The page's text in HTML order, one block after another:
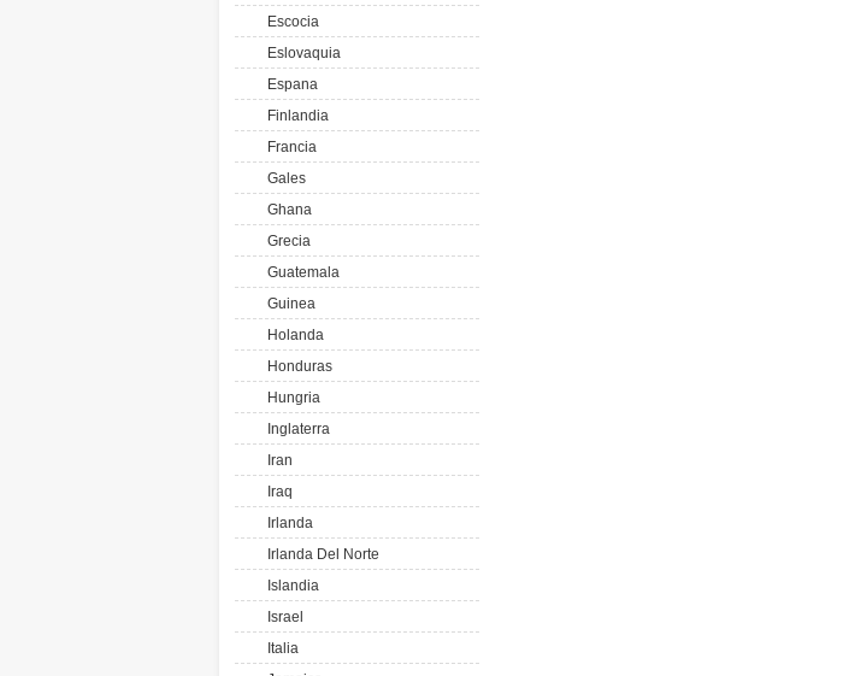
Escocia
Eslovaquia
Espana
Finlandia
Francia
Gales
Ghana
Grecia
Guatemala
Guinea
Holanda
Honduras
Hungria
Inglaterra
Iran
Iraq
Irlanda
Irlanda Del Norte
Islandia
Israel
Italia